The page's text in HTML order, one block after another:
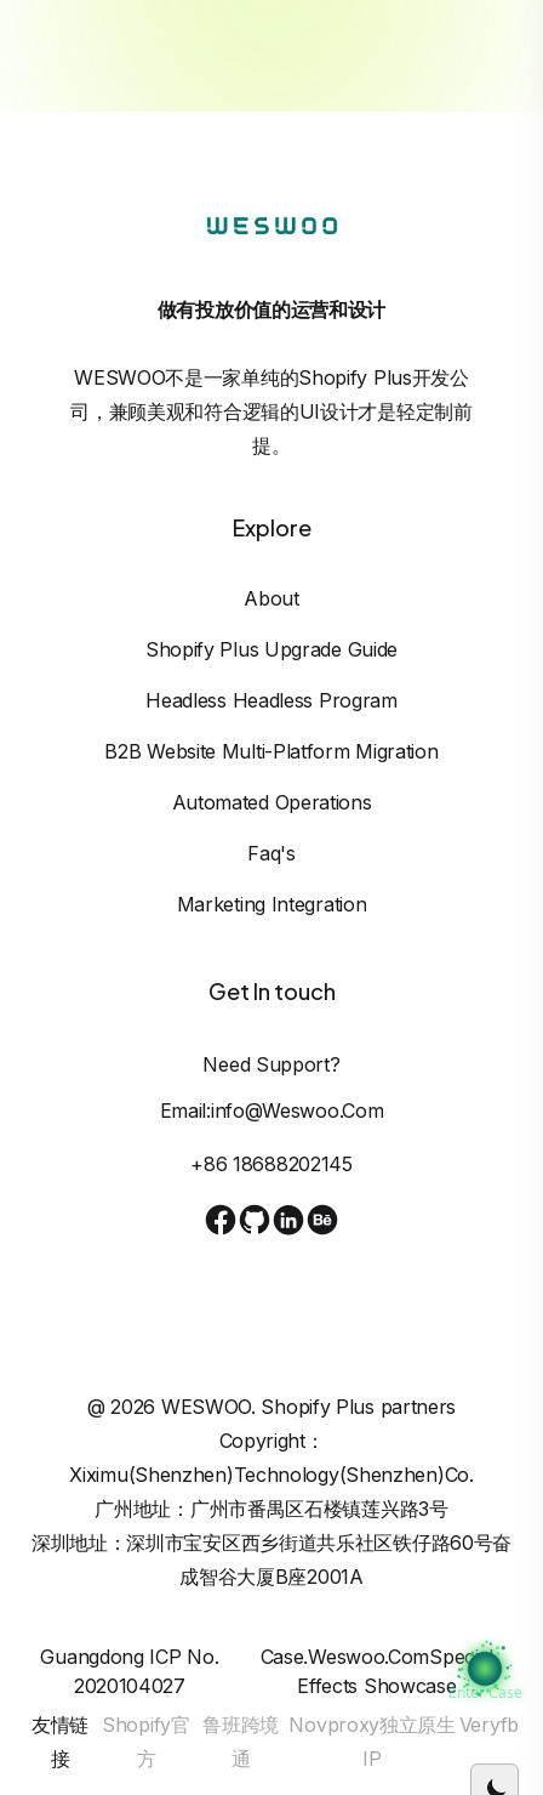
Enter Case
做有投放价值的运营和设计
WESWOO不是一家单纯的Shopify Plus开发公
司，兼顾美观和符合逻辑的UI设计才是轻定制前
提。
Explore
About
Shopify Plus Upgrade Guide
Headless Headless Program
B2B Website Multi-Platform Migration
Automated Operations
Faq's
Marketing Integration
Get In touch
Need Support?
Email:info@weswoo.com
+86 18688202145
@2026 WESWOO. Shopify Plus partners
Copyright：
Xiximu(Shenzhen)Technology(Shenzhen)Co.
广州地址：广州市番禺区石楼镇莲兴路3号
深圳地址：深圳市宝安区西乡街道共乐社区铁仔路60号奋
成智谷大厦B座2001A
Guangdong ICP No.
2020104027
Case.weswoo.comSpecial
Effects Showcase
友情链
接
Shopify官
方
鲁班跨境
通
Novproxy独立原生
IP
Veryfb